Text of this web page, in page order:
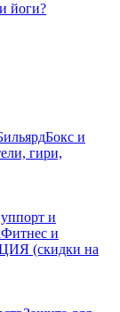
йоги?
Бокс и
гири,
и
Фитнес и
(скидки на